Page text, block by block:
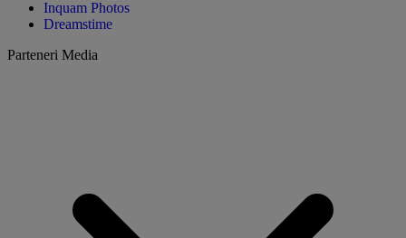
Inquam Photos
Dreamstime
Parteneri Media